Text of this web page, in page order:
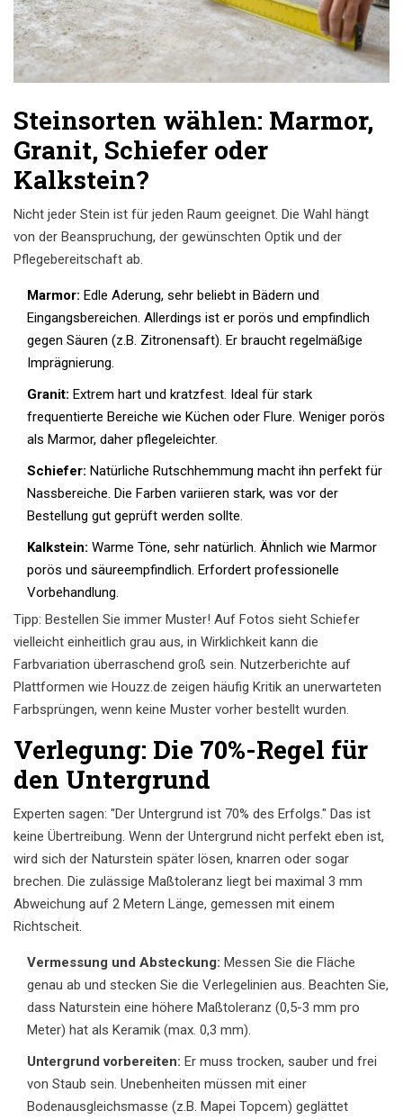
Steinsorten wählen: Marmor,
Granit, Schiefer oder
Kalkstein?
Nicht jeder Stein ist für jeden Raum geeignet. Die Wahl hängt
von der Beanspruchung, der gewünschten Optik und der
Pflegebereitschaft ab.
Marmor: Edle Aderung, sehr beliebt in Bädern und
Eingangsbereichen. Allerdings ist er porös und empfindlich
gegen Säuren (z.B. Zitronensaft). Er braucht regelmäßige
Imprägnierung.
Granit: Extrem hart und kratzfest. Ideal für stark
frequentierte Bereiche wie Küchen oder Flure. Weniger porös
als Marmor, daher pflegeleichter.
Schiefer: Natürliche Rutschhemmung macht ihn perfekt für
Nassbereiche. Die Farben variieren stark, was vor der
Bestellung gut geprüft werden sollte.
Kalkstein: Warme Töne, sehr natürlich. Ähnlich wie Marmor
porös und säureempfindlich. Erfordert professionelle
Vorbehandlung.
Tipp: Bestellen Sie immer Muster! Auf Fotos sieht Schiefer
vielleicht einheitlich grau aus, in Wirklichkeit kann die
Farbvariation überraschend groß sein. Nutzerberichte auf
Plattformen wie Houzz.de zeigen häufig Kritik an unerwarteten
Farbsprüngen, wenn keine Muster vorher bestellt wurden.
Verlegung: Die 70%-Regel für
den Untergrund
Experten sagen: "Der Untergrund ist 70% des Erfolgs." Das ist
keine Übertreibung. Wenn der Untergrund nicht perfekt eben ist,
wird sich der Naturstein später lösen, knarren oder sogar
brechen. Die zulässige Maßtoleranz liegt bei maximal 3 mm
Abweichung auf 2 Metern Länge, gemessen mit einem
Richtscheit.
Vermessung und Absteckung: Messen Sie die Fläche
genau ab und stecken Sie die Verlegelinien aus. Beachten Sie,
dass Naturstein eine höhere Maßtoleranz (0,5-3 mm pro
Meter) hat als Keramik (max. 0,3 mm).
Untergrund vorbereiten: Er muss trocken, sauber und frei
von Staub sein. Unebenheiten müssen mit einer
Bodenausgleichsmasse (z.B. Mapei Topcem) geglättet